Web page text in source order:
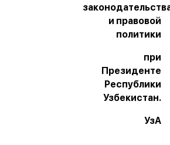
и правовой
политики
при
Президенте
Республики
Узбекистан.
УзА